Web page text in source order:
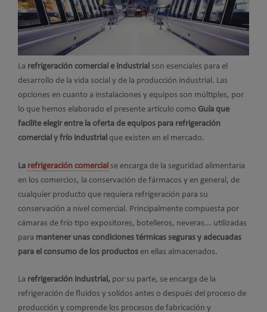
La refrigeración comercial e industrial son esenciales para el
desarrollo de la vida social y de la producción industrial. Las
opciones en cuanto a instalaciones y equipos son múltiples, por
lo que hemos elaborado el presente artículo como Guía que
facilite elegir entre la oferta de equipos para refrigeración
comercial y frío industrial que existen en el mercado.
La refrigeración comercial se encarga de la seguridad alimentaria
en los comercios, la conservación de fármacos y en general, de
cualquier producto que requiera refrigeración para su
conservación a nivel comercial. Principalmente compuesta por
cámaras de frío tipo expositores, botelleros, neveras... utilizadas
para mantener unas condiciones térmicas seguras y adecuadas
para el consumo de los productos en ellas almacenados.
La refrigeración industrial, por su parte, se encarga de la
refrigeración de fluidos y solidos antes o después del proceso de
producción y comprende los procesos de fabricación y